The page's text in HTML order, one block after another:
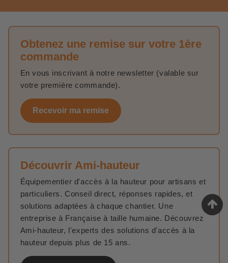
Obtenez une remise sur votre 1ère
commande
En vous inscrivant à notre newsletter (valable sur
votre première commande).
Recevoir ma remise
Découvrir Ami-hauteur
Équipementier d'accès à la hauteur pour artisans et
particuliers. Conseil direct, réponses rapides, et
solutions adaptées à chaque chantier. Une
entreprise à Française à taille humaine. Découvrez
Ami-hauteur, l'experts des solutions d'accès à la
hauteur depuis plus de 15 ans.